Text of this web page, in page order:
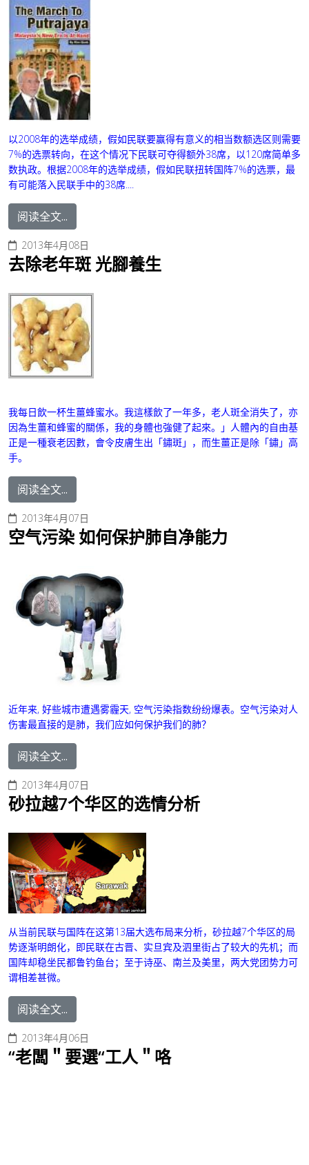
以2008年的选举成绩，假如民联要赢得有意义的相当数额选区则需要
7%的选票转向，在这个情况下民联可夺得额外38席，以120席简单多
数执政。 根据2008年的选举成绩，假如民联扭转国阵7%的选票，最
有可能落入民联手中的38席....
阅读全文...
2013年4月08日
去除老年斑 光腳養生
我每日飲一杯生薑蜂蜜水。我這樣飲了一年多，老人斑全消失了，亦
因為生薑和蜂蜜的關係，我的身體也強健了起來。」人體內的自由基
正是一種衰老因數，會令皮膚生出「鏽斑」，而生薑正是除「鏽」高
手。
阅读全文...
2013年4月07日
空气污染 如何保护肺自净能力
近年来, 好些城市遭遇雾霾天, 空气污染指数纷纷爆表。空气污染对人
伤害最直接的是肺，我们应如何保护我们的肺？
阅读全文...
2013年4月07日
砂拉越7个华区的选情分析
从当前民联与国阵在这第13届大选布局来分析，砂拉越7个华区的局
势逐渐明朗化，即民联在古晋、实旦宾及泗里街占了较大的先机；而
国阵却稳坐民都鲁钓鱼台；至于诗巫、南兰及美里，两大党团势力可
谓相差甚微。
阅读全文...
2013年4月06日
“老闆＂要選“工人＂咯